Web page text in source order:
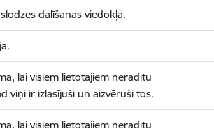
dalīšanas viedokļa.
lai visiem lietotājiem nerādītu
viņi ir izlasījuši un aizvēruši tos.
lai visiem lietotājiem nerādītu